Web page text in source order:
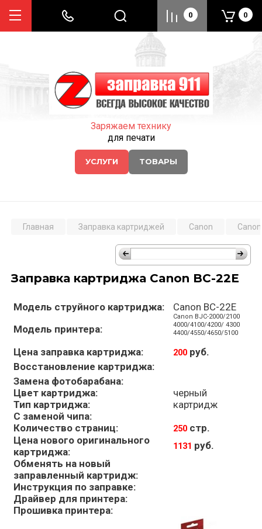
Заряжаем технику
для печати
УСЛУГИ ТОВАРЫ
0 0
Главная Заправка картриджей Canon
Заправка картриджа Canon BC-22E
Модель струйного картриджа:
Canon BC-22E
Модель принтера:
Canon BJC-2000/2100
4000/4100/4200/ 4300
4400/4550/4650/5100
Цена заправка картриджа: 200руб.
Восстановление картриджа:
Замена фотобарабана:
Цвет картриджа:
черный
Тип картриджа:
картридж
С заменой чипа:
Количество страниц:
250стр.
Цена нового оригинального
картриджа:
1131 руб.
Обменять на новый
заправленный картридж:
Инструкция по заправке:
Драйвер для принтера:
Прошивка принтера: